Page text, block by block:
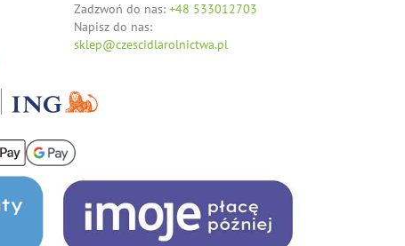
Zadzwoń do nas: +48 533012703
Napisz do nas:
sklep@czescidlarolnictwa.pl